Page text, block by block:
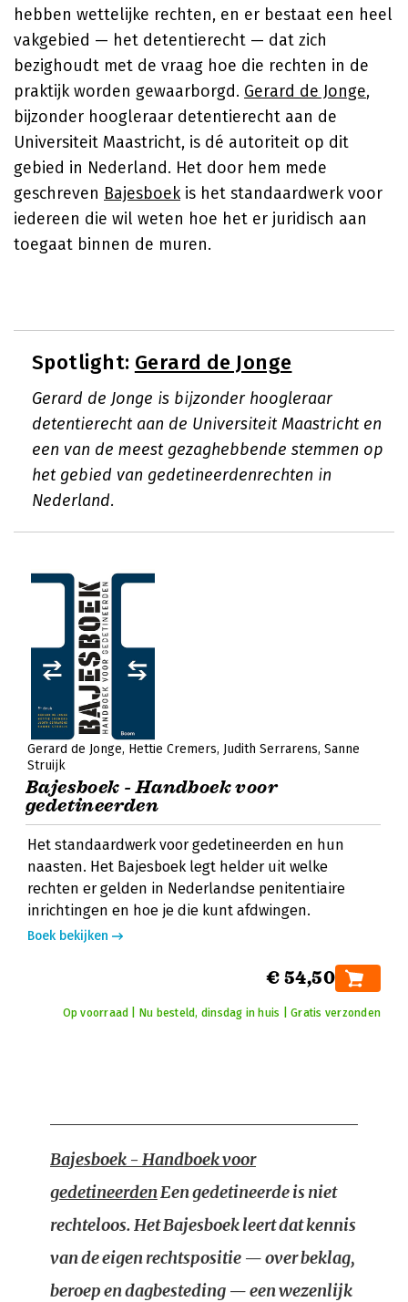
hebben wettelijke rechten, en er bestaat een heel
vakgebied — het detentierecht — dat zich
bezighoudt met de vraag hoe die rechten in de
praktijk worden gewaarborgd. Gerard de Jonge,
bijzonder hoogleraar detentierecht aan de
Universiteit Maastricht, is dé autoriteit op dit
gebied in Nederland. Het door hem mede
geschreven Bajesboekis het standaardwerk voor
iedereen die wil weten hoe het er juridisch aan
toegaat binnen de muren.
Spotlight: Gerard de Jonge
Gerard de Jonge is bijzonder hoogleraar
detentierecht aan de Universiteit Maastricht en
een van de meest gezaghebbende stemmen op
het gebied van gedetineerdenrechten in
Nederland.
Gerard de Jonge Hettie Cremers Judith Serrarens Sanne
Struijk
Bajesboek - Handboek voor
gedetineerden
Het standaardwerk voor gedetineerden en hun
naasten. Het Bajesboek legt helder uit welke
rechten er gelden in Nederlandse penitentiaire
inrichtingen en hoe je die kunt afdwingen.
Boek bekijken
€ 54,50
Op voorraad | Nu besteld, dinsdag in huis | Gratis verzonden
Bajesboek - Handboek voor
gedetineerdenEen gedetineerde is niet
rechteloos. Het Bajesboek leert dat kennis
van de eigen rechtspositie — over beklag,
beroep en dagbesteding — een wezenlijk